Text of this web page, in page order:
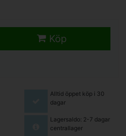
Köp
Alltid öppet köp i 30
dagar
Lagersaldo: 2-7 dagar
centrallager